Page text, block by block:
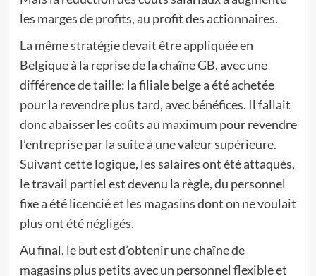
les marges de profits, au profit des actionnaires.
La même stratégie devait être appliquée en
Belgique à la reprise de la chaîne GB, avec une
différence de taille: la filiale belge a été achetée
pour la revendre plus tard, avec bénéfices. Il fallait
donc abaisser les coûts au maximum pour revendre
l’entreprise par la suite à une valeur supérieure.
Suivant cette logique, les salaires ont été attaqués,
le travail partiel est devenu la règle, du personnel
fixe a été licencié et les magasins dont on ne voulait
plus ont été négligés.
Au final, le but est d’obtenir une chaîne de
magasins plus petits avec un personnel flexible et